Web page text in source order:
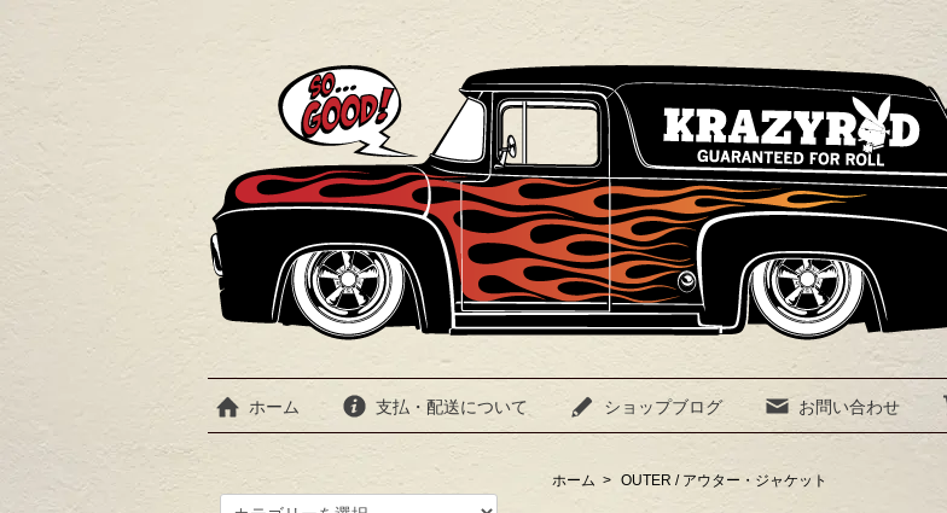
ホーム 支払・配送について ショップブログ お問い合わせ
ホーム > OUTER / アウター・ジャケット